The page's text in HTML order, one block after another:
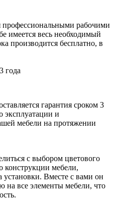
профессиональными рабочими
имеется весь необходимый
производится бесплатно, в
гарантия сроком 3
эксплуатации и
мебели на протяжении
с выбором цветового
конструкции мебели,
установки. Вместе с вами он
на все элементы мебели, что